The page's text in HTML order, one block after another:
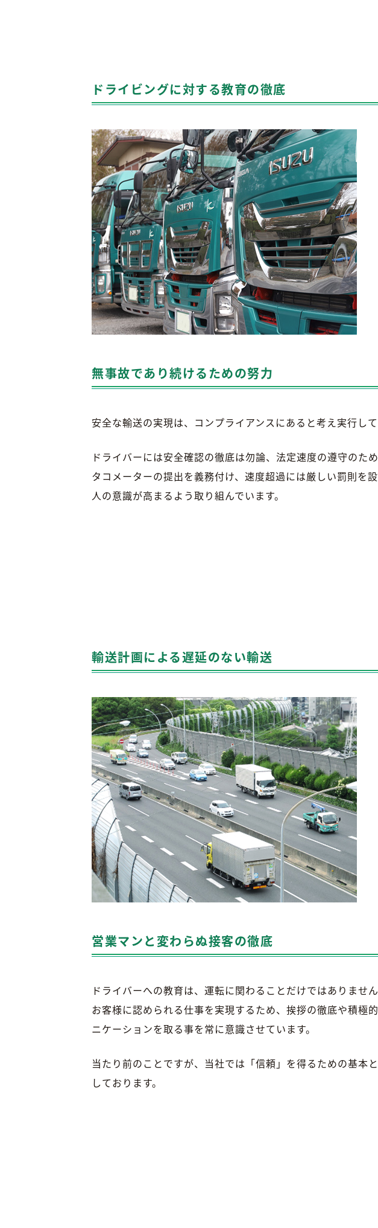
ドライビングに対する教育の徹底
無事故であり続けるための努力
安全な輸送の実現は、コンプライアンスにあると考え実行して
ドライバーには安全確認の徹底は勿論、法定速度の遵守のた
タコメーターの提出を義務付け、速度超過には厳しい罰則を
人の意識が高まるよう取り組んでいます。
輸送計画による遅延のない輸送
営業マンと変わらぬ接客の徹底
ドライバーへの教育は、運転に関わることだけではありません
お客様に認められる仕事を実現するため、挨拶の徹底や積極
ニケーションを取る事を常に意識させています。
当たり前のことですが、当社では「信頼」を得るための基本
しております。